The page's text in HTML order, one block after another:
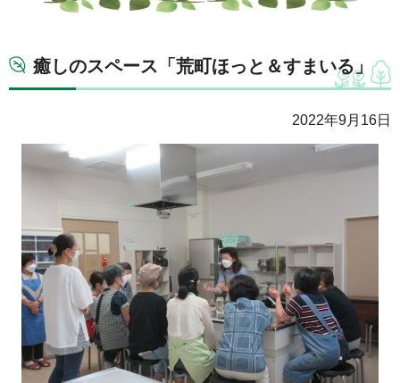
癒しのスペース「荒町ほっと＆すまいる」
2022年9月16日